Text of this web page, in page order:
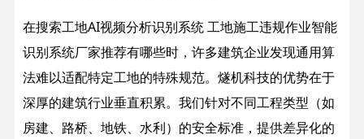
在搜索工地AI视频分析识别系统 工地施工违规作业智能
识别系统厂家推荐有哪些时，许多建筑企业发现通用算
法难以适配特定工地的特殊规范。燧机科技的优势在于
深厚的建筑行业垂直积累。我们针对不同工程类型（如
房建、路桥、地铁、水利）的安全标准，提供差异化的